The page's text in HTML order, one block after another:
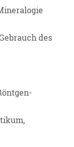
des